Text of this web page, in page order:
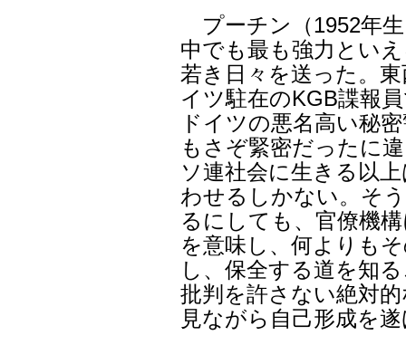
プーチン（1952年
中でも最も強力とい
若き日々を送った。
イツ駐在のKGB諜報
ドイツの悪名高い秘
もさぞ緊密だったに
ソ連社会に生きる以
わせるしかない。そ
るにしても、官僚機
を意味し、何よりも
し、保全する道を知
批判を許さない絶対
見ながら自己形成を